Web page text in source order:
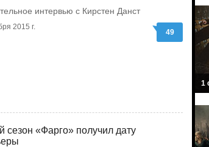
интервью с Кирстен Данст
2015 г.
49
сезон «Фарго» получил дату
1